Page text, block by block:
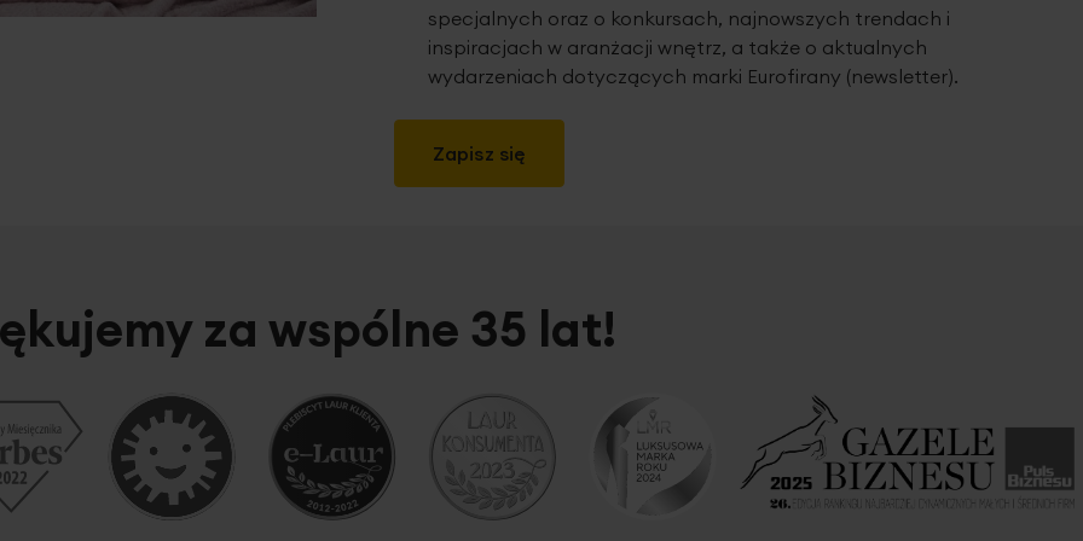
Zapisz się
specjalnych oraz o konkursach, najnowszych trendach i
inspiracjach w aranżacji wnętrz, a także o aktualnych
wydarzeniach dotyczących marki Eurofirany (newsletter).
za wspólne 35 lat!